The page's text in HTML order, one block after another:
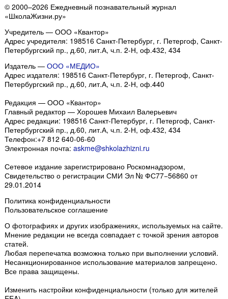
© 2000–2026 Ежедневный познавательный журнал
«ШколаЖизни.ру»
Учредитель — ООО «Квантор»
Адрес учредителя: 198516 Санкт-Петербург, г. Петергоф, Санкт-
Петербургский пр., д.60, лит.А, ч.п. 2-Н, оф.432, 434
Издатель — ООО «МЕДИО»
Адрес издателя: 198516 Санкт-Петербург, г. Петергоф, Санкт-
Петербургский пр., д.60, лит.А, ч.п. 2-Н, оф.440
Редакция — ООО «Квантор»
Главный редактор — Хорошев Михаил Валерьевич
Адрес редакции: 198516 Санкт-Петербург, г. Петергоф, Санкт-
Петербургский пр., д.60, лит.А, ч.п. 2-Н, оф.432, 434
Телефон:+7 812 640-06-60
Электронная почта: askme@shkolazhizni.ru
Сетевое издание зарегистрировано Роскомнадзором,
Свидетельство о регистрации СМИ Эл № ФС77−56860 от
29.01.2014
Политика конфиденциальности
Пользовательское соглашение
О фотографиях и других изображениях, используемых на сайте.
Мнение редакции не всегда совпадает с точкой зрения авторов
статей.
Любая перепечатка возможна только при выполнении условий.
Несанкционированное использование материалов запрещено.
Все права защищены.
Изменить настройки конфиденциальности (только для жителей